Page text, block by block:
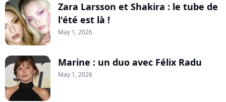
Zara Larsson et Shakira : le tube de
l'été est là !
May 1, 2026
Marine : un duo avec Félix Radu
May 1, 2026